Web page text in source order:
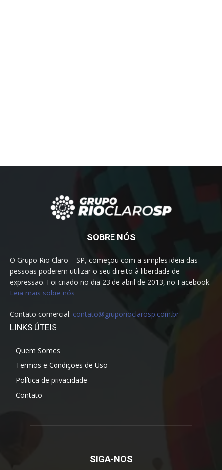
SOBRE NÓS
O Grupo Rio Claro – SP, começou com a simples ideia das
pessoas poderem utilizar o seu direito à liberdade de
expressão. Foi criado no dia 23 de abril de 2013, no Facebook.
Leia mais sobre nós
Contato comercial: contato@gruporioclarosp.com.br
LINKS ÚTEIS
Quem Somos
Termos e Condições de Uso
Política de privacidade
Contato
SIGA-NOS